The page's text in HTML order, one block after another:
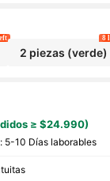
moldes de hielo,
hielo
2 piezas (verde)
8
≥ $24.990)
5-10 Días laborables